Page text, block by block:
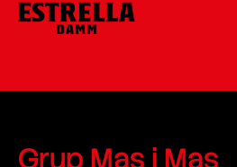
Grup Mas i Mas